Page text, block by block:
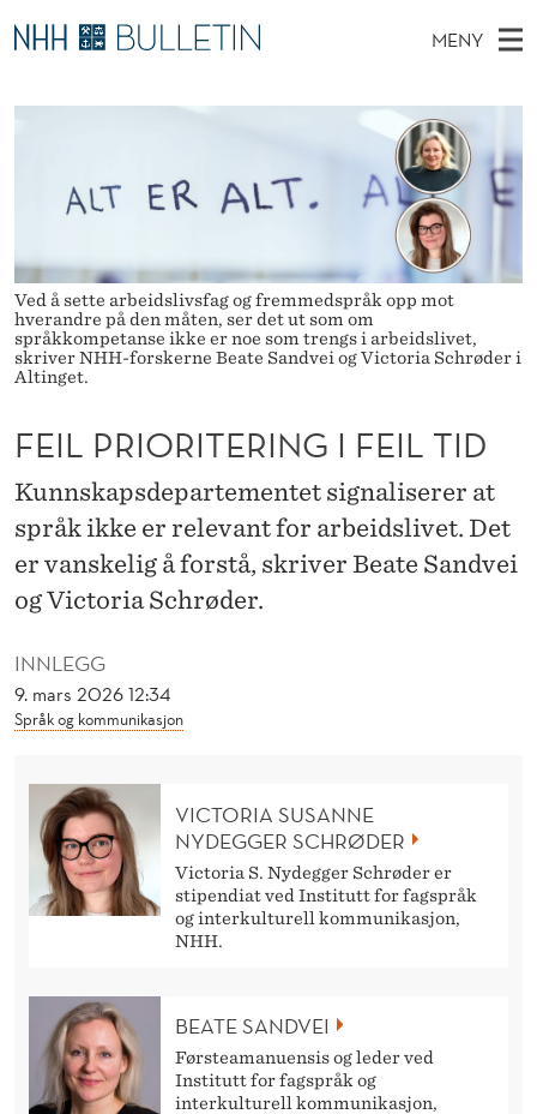
F
E
O
R
T
E
R
G
MENY
O
E
N
Y
Ø
E
T
Ekspertutvalg
Om Bulletin
Ved å sette arbeidslivsfag og fremmedspråk opp mot
hverandre på den måten, ser det ut som om
språkkompetanse ikke er noe som trengs i arbeidslivet,
skriver NHH-forskerne Beate Sandvei og Victoria Schrøder i
Altinget.
INNLEGG
9. mars 2026 12:34
Språk og kommunikasjon
FEIL PRIORITERING I FEIL TID
Kunnskapsdepartementet signaliserer at
språk ikke er relevant for arbeidslivet. Det
er vanskelig å forstå, skriver Beate Sandvei
og Victoria Schrøder.
VICTORIA SUSANNE
NYDEGGER SCHRØDER
Victoria S. Nydegger Schrøder er
stipendiat ved Institutt for fagspråk
og interkulturell kommunikasjon,
NHH.
BEATE SANDVEI
Førsteamanuensis og leder ved
Institutt for fagspråk og
interkulturell kommunikasjon,